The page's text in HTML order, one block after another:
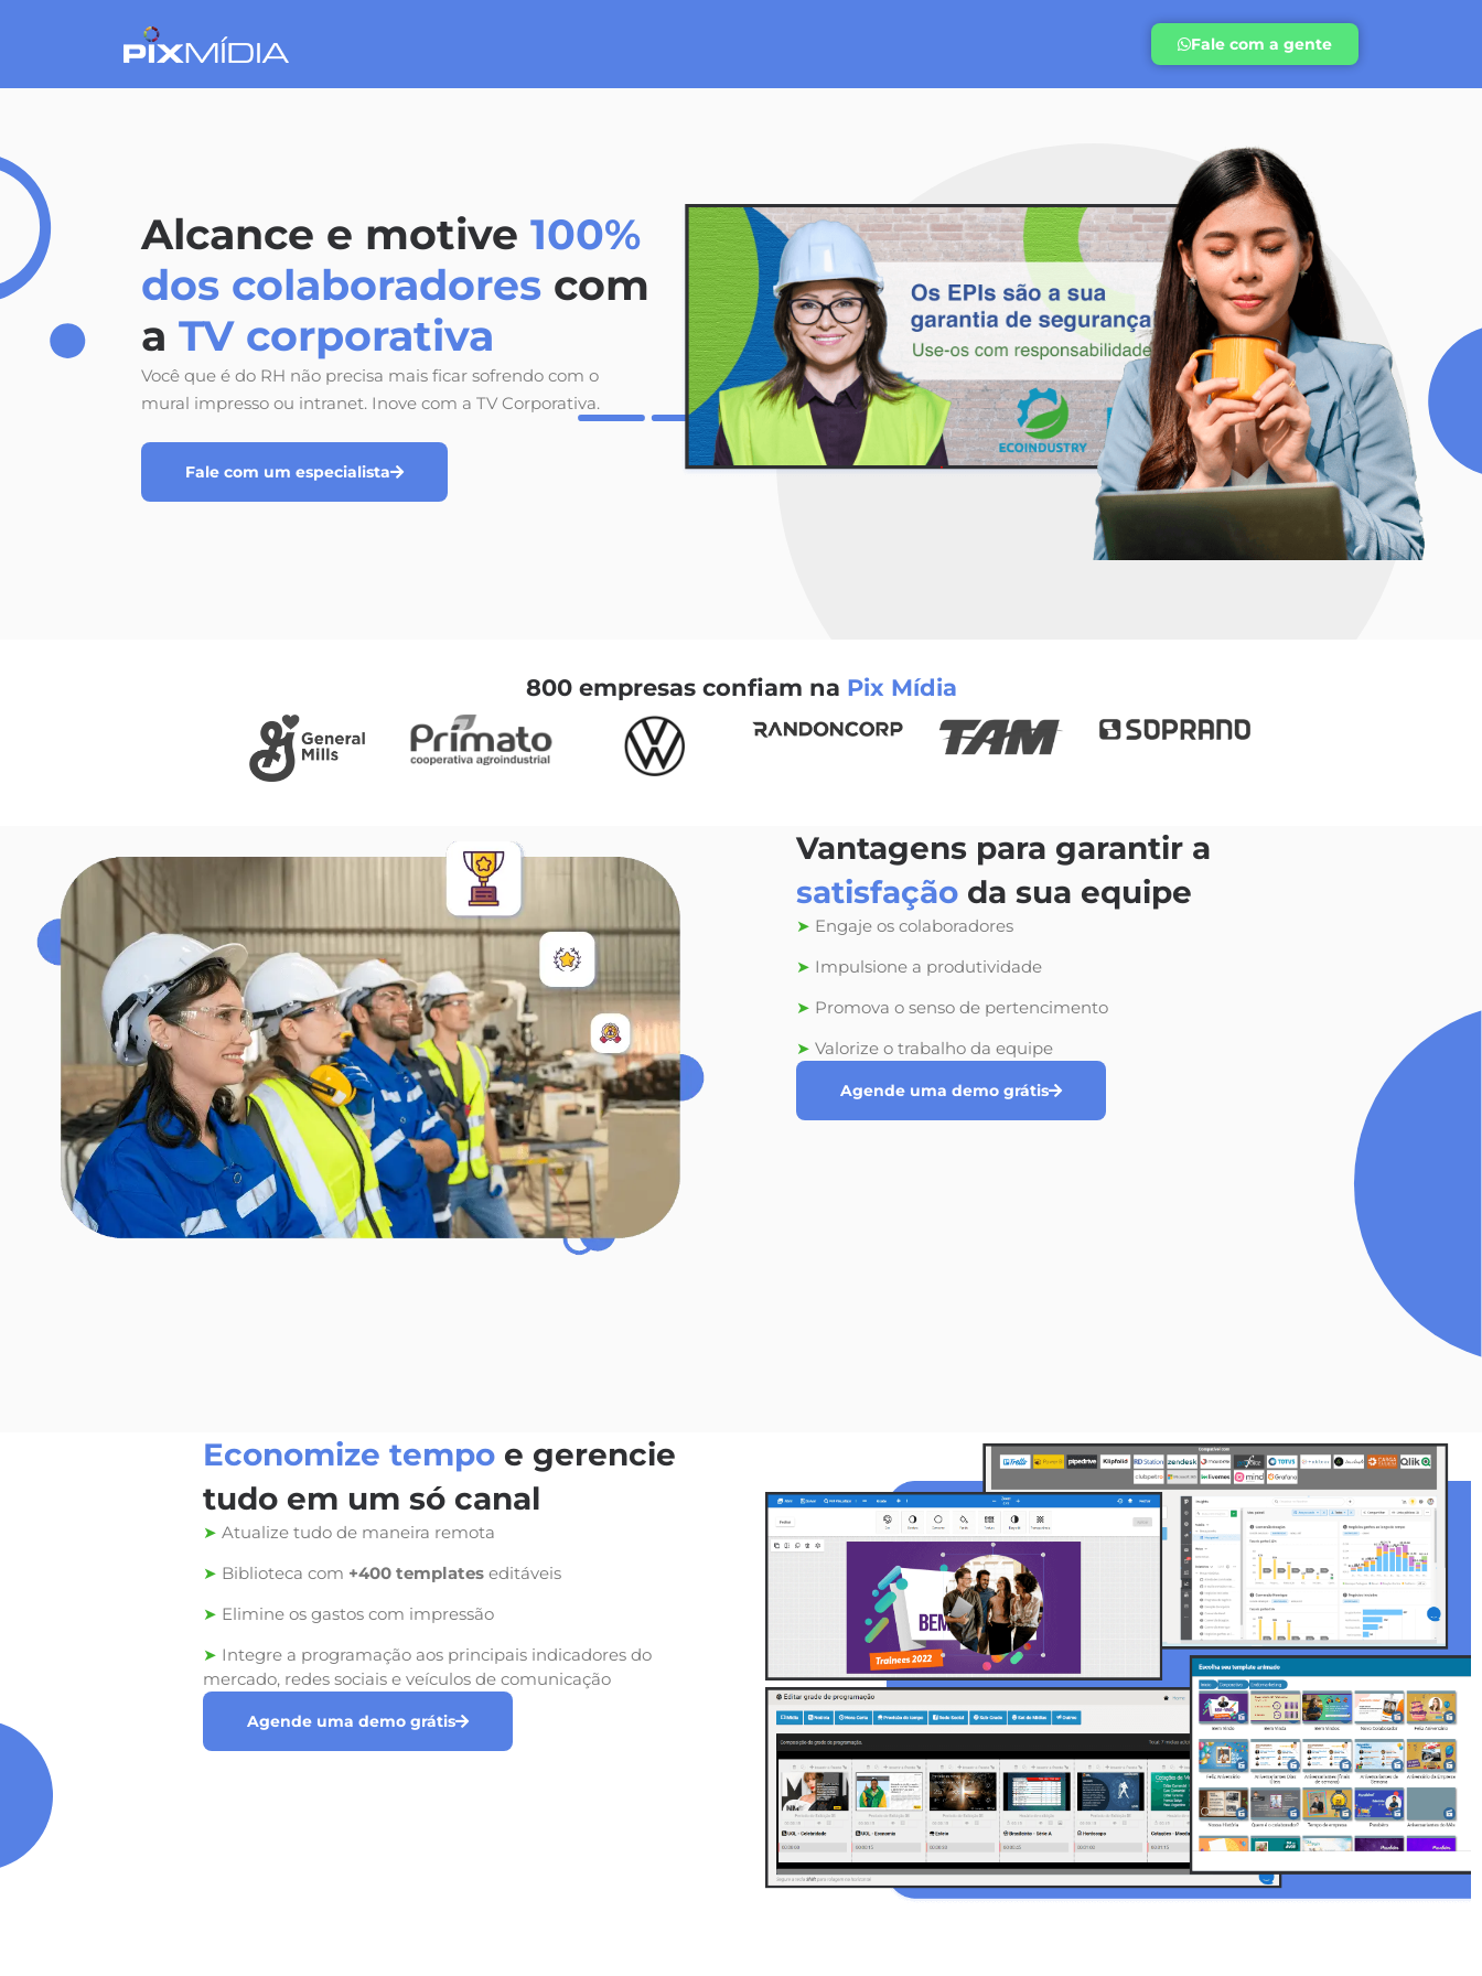
Fale com a gente
Alcance e motive 100%
dos colaboradores com
a TV corporativa
Você que é do RH não precisa mais ficar sofrendo com o
mural impresso ou intranet. Inove com a TV Corporativa.
Fale com um especialista
800 empresas confiam na Pix Mídia
Vantagens para garantir a
satisfação da sua equipe
➤ Engaje os colaboradores
➤ Impulsione a produtividade
➤ Promova o senso de pertencimento
➤ Valorize o trabalho da equipe
Agende uma demo grátis
Economize tempo e gerencie
tudo em um só canal
➤ Atualize tudo de maneira remota
➤ Biblioteca com +400 templates editáveis
➤ Elimine os gastos com impressão
➤ Integre a programação aos principais indicadores do
mercado, redes sociais e veículos de comunicação
Agende uma demo grátis